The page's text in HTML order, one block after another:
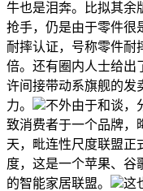
牛也是泪奔。比拟其余
抢手，仍是由于零件很
耐摔认证，号称零件耐
倍。还有圈内人士给出
许间接带动系旗舰的发
力。
不外由于和谈，
致消费者于一个品牌，
天，毗连性尺度联盟正
度，这是一个苹果、谷
的智能家居联盟。
这